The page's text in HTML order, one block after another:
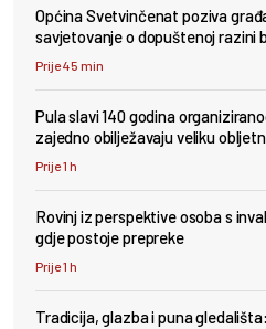
Općina Svetvinčenat poziva
savjetovanje o dopuštenoj razini
Prije 45 min
Pula slavi 140 godina
zajedno obilježavaju veliku
Prije 1 h
Rovinj iz perspektive osoba s
gdje postoje prepreke
Prije 1 h
Tradicija, glazba i puna